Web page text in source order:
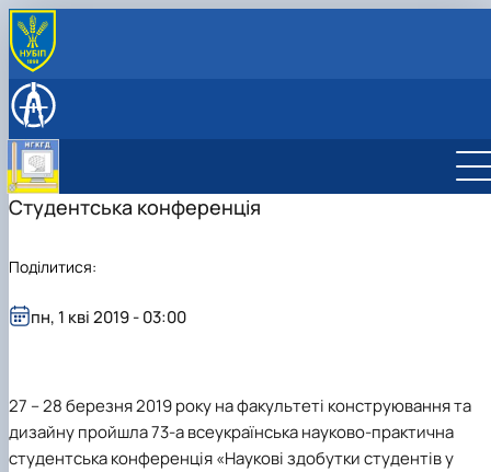
ПРО КАФЕДРУ
НАУКОВІ ГУРТКИ
Комп'ютерна графіка та твердотільне
моделювання
ОБУХОВСЬКІ ЧИТАННЯ
Студентська конференція
27 – 28 березня 2019 рокуна факультеті конструювання та
дизайну пройшла73-авсеукраїнська науково-практична
студентська конференція «Наукові здобутки студентів у
пн, 1 кві 2019 - 03:00
Поділитися: